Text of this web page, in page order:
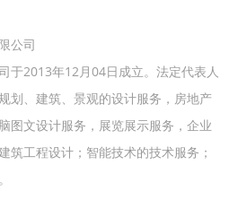
公司
于2013年12月04日成立。法定代表人
划、建筑、景观的设计服务，房地产
图文设计服务，展览展示服务，企业
筑工程设计；智能技术的技术服务；